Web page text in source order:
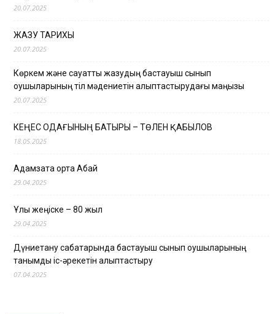
20.07.2025
ЖАЗУ ТАРИХЫ
20.07.2025
Көркем және сауатты жазудың бастауыш сынып
оқушыларының тіл мәдениетін қалыптастырудағы маңызы
20.07.2025
КЕҢЕС ОДАҒЫНЫҢ БАТЫРЫ – ТӨЛЕН ҚАБЫЛОВ
18.05.2025
Адамзатқа ортақ Абай
29.04.2025
Ұлы жеңіске – 80 жыл
29.04.2025
Дүниетану сабақтарында бастауыш сынып оқушыларының
танымдық іс-әрекетін қалыптастыру
07.04.2025